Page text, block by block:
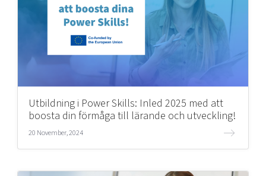
Utbildning i Power Skills: Inled 2025 med att
boosta din förmåga till lärande och utveckling!
20 November, 2024